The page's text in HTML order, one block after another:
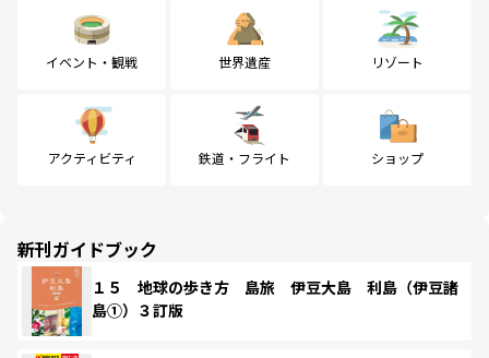
イベント・観戦 世界遺産 リゾート
アクティビティ 鉄道・フライト ショップ
新刊ガイドブック
１５ 地球の歩き方 島旅 伊豆大島 利島（伊豆諸
島①）３訂版